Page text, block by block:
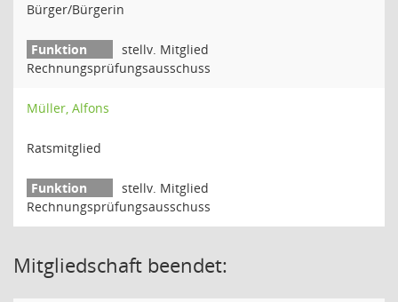
Bürger/Bürgerin
stellv. Mitglied
Rechnungsprüfungsausschuss
Müller, Alfons
Ratsmitglied
stellv. Mitglied
Rechnungsprüfungsausschuss
Mitgliedschaft beendet: